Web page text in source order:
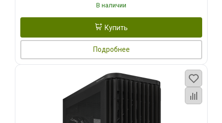
В наличии
Купить
Подробнее